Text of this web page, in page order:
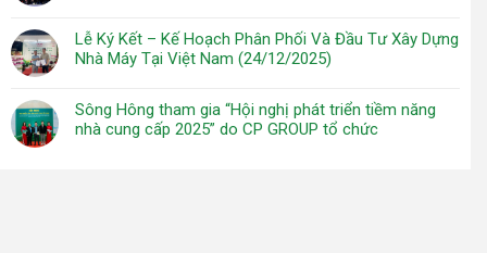
Lễ Ký Kết – Kế Hoạch Phân Phối Và Đầu Tư Xây Dựng
Nhà Máy Tại Việt Nam (24/12/2025)
Sông Hông tham gia “Hội nghị phát triển tiềm năng
nhà cung cấp 2025” do CP GROUP tổ chức